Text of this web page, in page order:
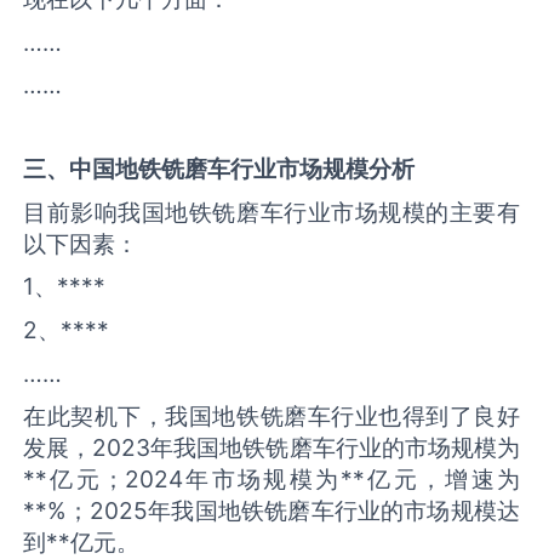
……
……
三、中国地铁铣磨车行业市场规模分析
目前影响我国地铁铣磨车行业市场规模的主要有
以下因素：
1、****
2、****
……
在此契机下，我国地铁铣磨车行业也得到了良好
发展，2023年我国地铁铣磨车行业的市场规模为
**亿元；2024年市场规模为**亿元，增速为
**%；2025年我国地铁铣磨车行业的市场规模达
到**亿元。